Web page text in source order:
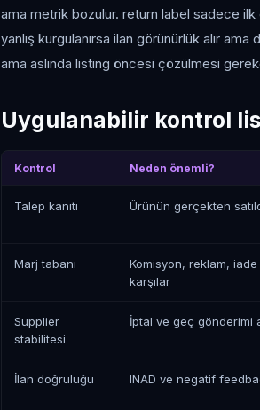
ama metrik bozulur. return label sadece
yanlış kurgulanırsa ilan görünürlük alır
ama aslında listing öncesi çözülmesi
Uygulanabilir kontrol
Kontrol Neden önemli?
Talep kanıtı Ürünün gerçekten
Marj tabanı
Komisyon, reklam, iade
karşılar
Supplier
stabilitesi
İptal ve geç gönderimi
İlan doğruluğu INAD ve negatif